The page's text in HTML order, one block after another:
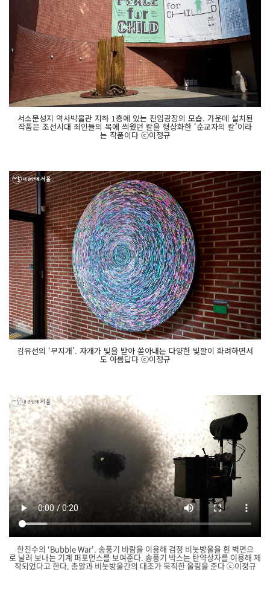
서소문성지 역사박물관 지하 1층에 있는 진입광장의 모습. 가운데 설치된
작품은 조선시대 죄인들의 목에 씌웠던 칼을 형상화한 ‘순교자의 칼’이라
는 작품이다 ⓒ이정규
김유선의 ‘무지개’. 자개가 빛을 받아 쏟아내는 다양한 빛깔이 화려하면서
도 아름답다 ⓒ이정규
한진수의 ‘Bubble War'. 송풍기 바람을 이용해 검정 비눗방울을 흰 벽면으
로 날려 보내는 기계 퍼포먼스를 보여준다. 송풍기 박스는 탄약상자를 이용해 제
작되었다고 한다. 총알과 비눗방울간의 대조가 묵직한 울림을 준다 ⓒ이정규